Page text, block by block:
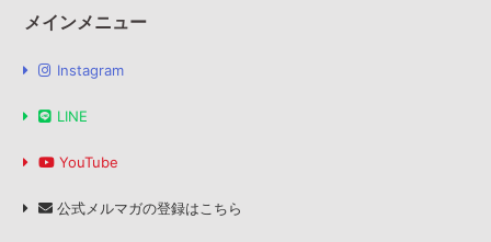
メインメニュー
Instagram
LINE
YouTube
公式メルマガの登録はこちら